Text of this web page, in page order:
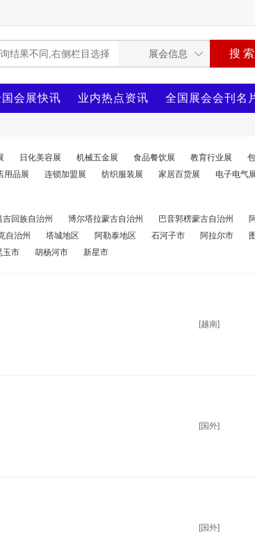
国会展快讯 业内热点资讯 全国展会会刊名
日化美容展 机械五金展 食品餐饮展 教育行业展
用品展 连锁加盟展 纺织服装展 家居百货展 电子电气
吉回族自治州 博尔塔拉蒙古自治州 巴音郭楞蒙古自治州
自治州 塔城地区 阿勒泰地区 石河子市 阿拉尔市
玉市 胡杨河市 新星市
[越南]
[国外]
[国外]